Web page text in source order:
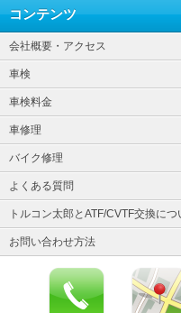
コンテンツ
会社概要・アクセス
車検
車検料金
車修理
バイク修理
よくある質問
トルコン太郎とATF/CVTF交換に
お問い合わせ方法